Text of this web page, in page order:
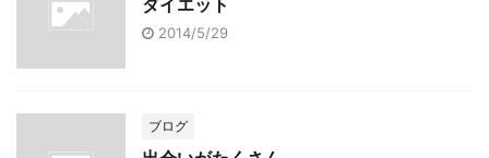
ダイエット
2014/5/29
ブログ